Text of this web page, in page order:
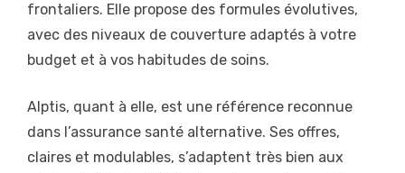
frontaliers. Elle propose des formules évolutives,
avec des niveaux de couverture adaptés à votre
budget et à vos habitudes de soins.
Alptis, quant à elle, est une référence reconnue
dans l’assurance santé alternative. Ses offres,
claires et modulables, s’adaptent très bien aux